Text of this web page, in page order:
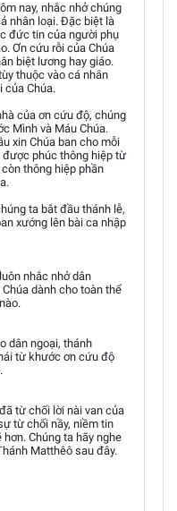
nay, nhắc nhở chúng
nhân loại. Đặc biệt là
đức tin của người phụ
Ơn cứu rỗi của Chúa
biệt lương hay giáo.
thuộc vào cá nhân
của Chúa.
của ơn cứu độ, chúng
Mình và Máu Chúa.
xin Chúa ban cho mỗi
phúc thông hiệp từ
thông hiệp phần
ta bắt đầu thánh lễ,
xướng lên bài ca nhập
nhắc nhở dân
dành cho toàn thể
dân ngoại, thánh
từ khước ơn cứu độ
từ chối lời nài van của
từ chối nầy, niềm tin
Chúng ta hãy nghe
Matthêô sau đây.